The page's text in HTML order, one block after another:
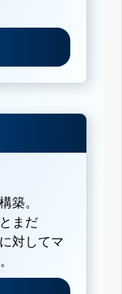
築。
まだ
対してマ